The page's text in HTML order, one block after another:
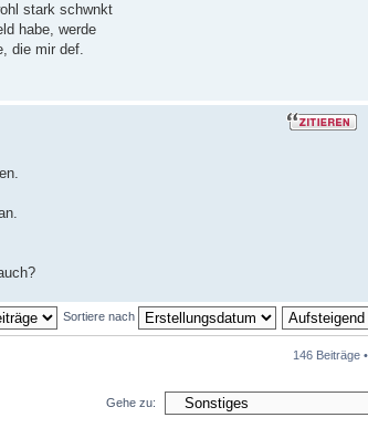
stark schwnkt
habe, werde
die mir def.
Sortiere nach
146 Beiträge •
Gehe zu: